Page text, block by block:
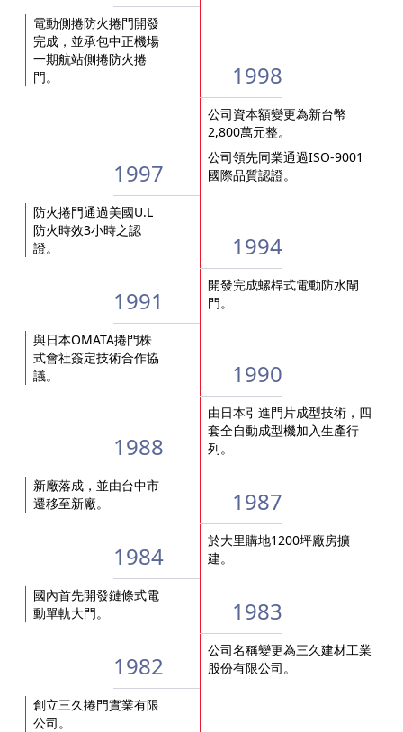
電動側捲防火捲門開發
完成，並承包中正機場
一期航站側捲防火捲
門。
1998
公司資本額變更為新台幣
2,800萬元整。
公司領先同業通過ISO-9001
國際品質認證。
1997
防火捲門通過美國U.L
防火時效3小時之認
證。
1994
開發完成螺桿式電動防水閘
門。
1991
與日本OMATA捲門株
式會社簽定技術合作協
議。
1990
由日本引進門片成型技術，四
套全自動成型機加入生產行
列。
1988
新廠落成，並由台中市
遷移至新廠。
1987
於大里購地1200坪廠房擴
建。
1984
國內首先開發鏈條式電
動單軌大門。
1983
公司名稱變更為三久建材工業
股份有限公司。
1982
創立三久捲門實業有限
公司。